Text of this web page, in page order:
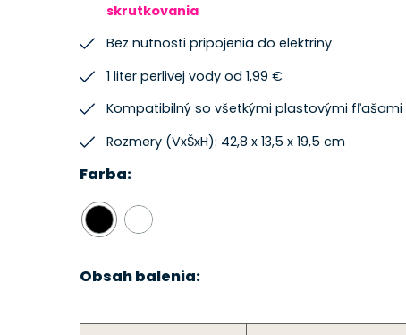
skrutkovania
Bez nutnosti pripojenia do elektriny
1 liter perlivej vody od 1,99 €
Kompatibilný so všetkými plastovými fľašami
Rozmery (VxŠxH): 42,8 x 13,5 x 19,5 cm
Farba:
Obsah balenia: